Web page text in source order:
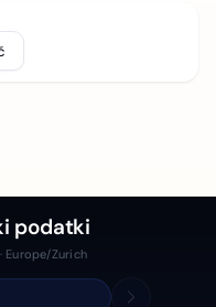
podatki
Europe/Zurich